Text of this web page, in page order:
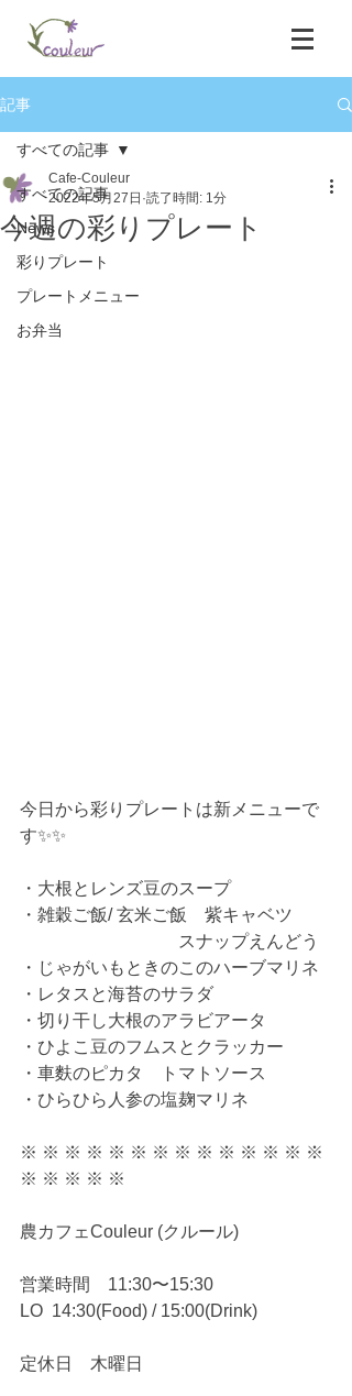
記事
すべての記事
News
彩りプレート
プレートメニュー
お弁当
すべての記事
今週の彩りプレート
Cafe-Couleur
2022年5月27日 読了時間: 1分
今日から彩りプレートは新メニューで
す✨✨
・大根とレンズ豆のスープ
・雑穀ご飯/ 玄米ご飯　紫キャベツ
スナップえんどう
・じゃがいもときのこのハーブマリネ
・レタスと海苔のサラダ
・切り干し大根のアラビアータ
・ひよこ豆のフムスとクラッカー
・車麩のピカタ　トマトソース
・ひらひら人参の塩麹マリネ
※ ※ ※ ※ ※ ※ ※ ※ ※ ※ ※ ※ ※ ※
※ ※ ※ ※ ※
農カフェCouleur (クルール)
営業時間　11:30〜15:30
LO  14:30(Food) / 15:00(Drink)
定休日　木曜日